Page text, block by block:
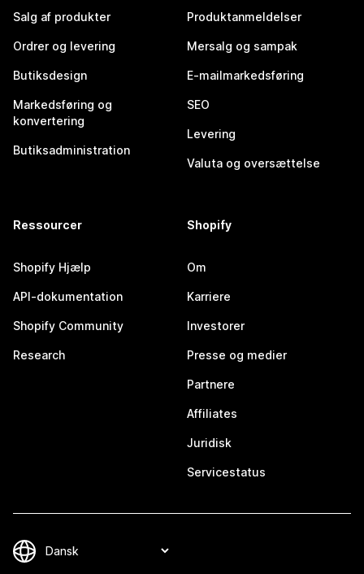
Salg af produkter
Ordrer og levering
Butiksdesign
Markedsføring og
konvertering
Butiksadministration
Produktanmeldelser
Mersalg og sampak
E-mailmarkedsføring
SEO
Levering
Valuta og oversættelse
Ressourcer
Shopify Hjælp
API-dokumentation
Shopify Community
Research
Shopify
Om
Karriere
Investorer
Presse og medier
Partnere
Affiliates
Juridisk
Servicestatus